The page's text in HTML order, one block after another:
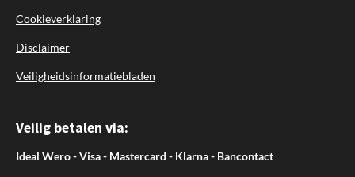
Cookieverklaring
Disclaimer
Veiligheidsinformatiebladen
Veilig betalen via:
Ideal Wero - Visa - Mastercard - Klarna - Bancontact